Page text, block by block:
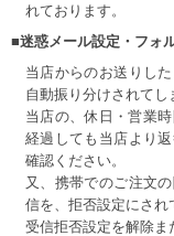
れております。
■迷惑メール設定・フォ
当店からのお送りし
自動振り分けされてし
当店の、休日・営業
経過しても当店より
確認ください。
又、携帯でのご注文
信を、拒否設定にされ
受信拒否設定を解除ま